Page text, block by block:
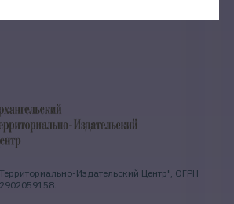
Издательский Центр", ОГРН